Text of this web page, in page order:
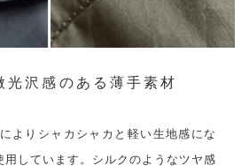
光沢感のある薄手素材
よりシャカシャカと軽い生地感にな
用しています。シルクのようなツヤ感